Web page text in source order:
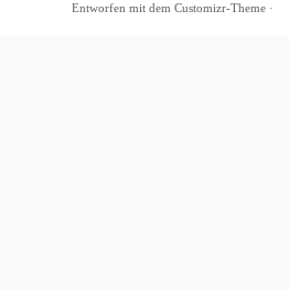
Entworfen mit dem Customizr-Theme·